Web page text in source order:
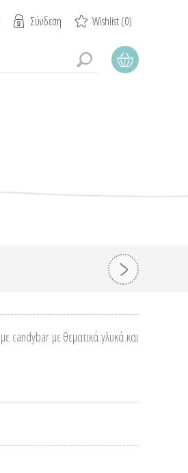
Σύνδεση Wishlist(0)
candybar με θεματικά γλυκά και